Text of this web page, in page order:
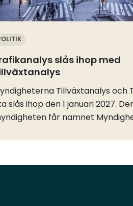
slås ihop med
Tillväxtanalys och
slås ihop den 1 januari 2027.
får namnet
tidigare fått i uppdrag att